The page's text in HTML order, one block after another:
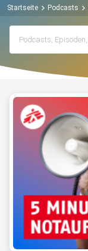
Startseite Podcasts